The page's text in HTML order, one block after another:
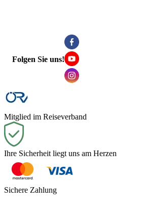
Folgen Sie uns!
Mitglied im Reiseverband
Ihre Sicherheit liegt uns am Herzen
Sichere Zahlung